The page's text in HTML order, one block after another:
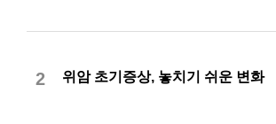
2 위암 초기증상, 놓치기 쉬운 변화